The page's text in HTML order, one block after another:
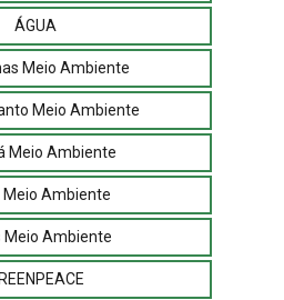
ÁGUA
Meio Ambiente
Meio Ambiente
Meio Ambiente
Meio Ambiente
Meio Ambiente